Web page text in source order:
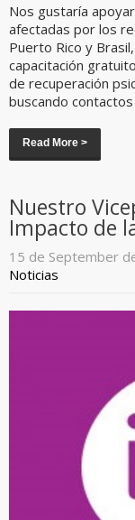
Nos gustaría
afectadas por los
Puerto Rico y
capacitación
de recuperación
buscando contactos
Read More >
Nuestro
Impacto de
15 de September
Noticias